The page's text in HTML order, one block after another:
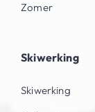
Zomer
Skiwerking
Skiwerking